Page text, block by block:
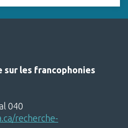
sur les francophonies
040
recherche-